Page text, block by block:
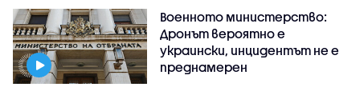
Военното министерство:
Дронът вероятно е
украински, инцидентът не е
преднамерен